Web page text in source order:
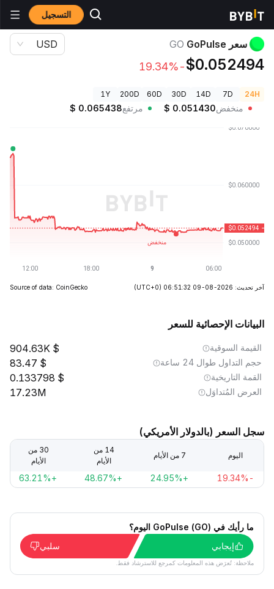
التسجيل أسعار العملات الرقمية
سعر GoPulse GO
$0.052494
-19.34%
USD
24H
7D
14D
30D
60D
200D
1Y
منخفض $ 0.051430 مرتفع $ 0.065438
آخر تحديث: 2026-08-09 06:51:32 (UTC+0)
Source of data: CoinGecko
البيانات الإحصائية للسعر
القيمة السوقية 904.63K
حجم التداول طوال 24 ساعة 83.47
القمة التاريخية 0.133798
العرض المُتداوَل 17.23M
سجل السعر (بالدولار الأمريكي)
اليوم 7 من الأيام
14 من
الأيام
30 من
الأيام
-19.34%
+24.95%
+48.67%
+63.21%
ما رأيك في GoPulse (GO) اليوم؟
إيجابي
سلبي
ملاحظة: تُعرَض هذه المعلومات كمرجع للاسترشاد فقط.